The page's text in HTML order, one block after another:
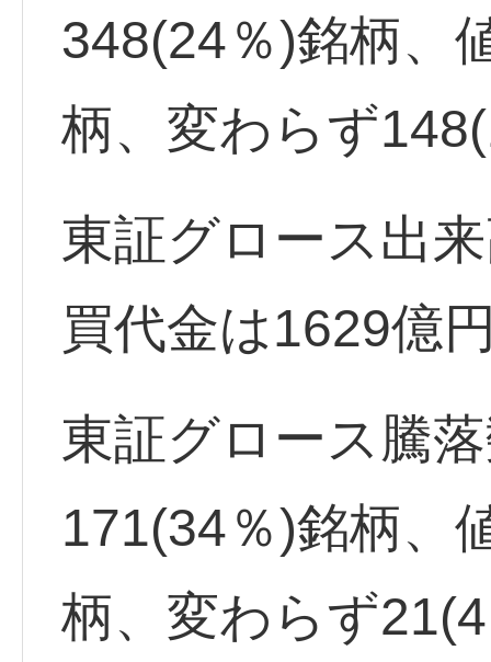
348(24％)銘柄、
柄、変わらず
東証グロース出
買代金は1629億
東証グロース騰
171(34％)銘柄、
柄、変わらず